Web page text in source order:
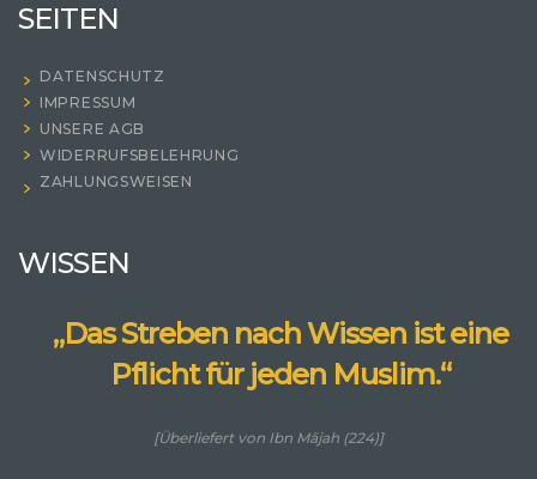
SEITEN
DATENSCHUTZ
IMPRESSUM
UNSERE AGB
WIDERRUFSBELEHRUNG
ZAHLUNGSWEISEN
WISSEN
„Das Streben nach Wissen ist eine
Pflicht für jeden Muslim.“
[Überliefert von Ibn Mājah (224)]